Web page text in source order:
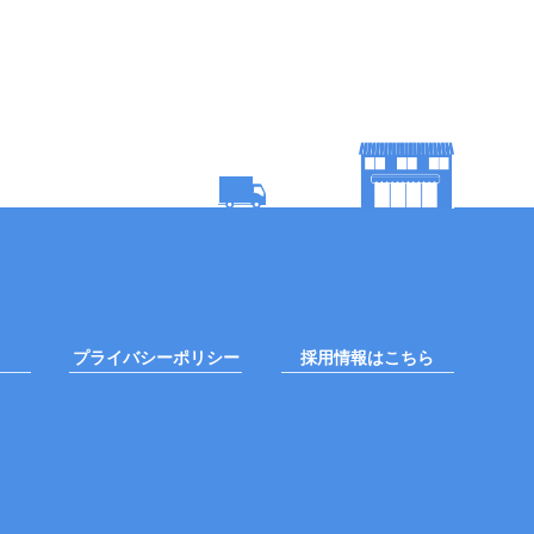
プライバシーポリシー 採用情報はこちら